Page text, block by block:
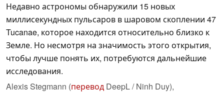
Недавно астрономы обнаружили 15 новых
миллисекундных пульсаров в шаровом скоплении 47
Tucanae, которое находится относительно близко к
Земле. Но несмотря на значимость этого открытия,
чтобы лучше понять их, потребуются дальнейшие
исследования.
Alexis Stegmann (перевод DeepL / Ninh Duy),